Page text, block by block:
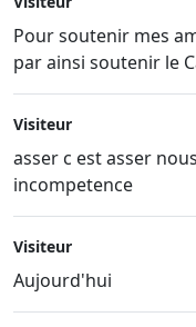
Pour soutenir mes
par ainsi soutenir le
Visiteur
asser c est asser
incompetence
Visiteur
Aujourd'hui